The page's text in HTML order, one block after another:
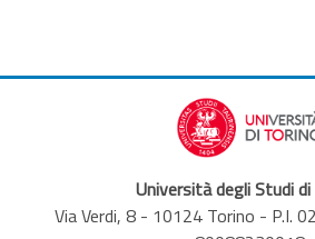
Università degli Studi
Via Verdi, 8 - 10124 Torino - P.I.